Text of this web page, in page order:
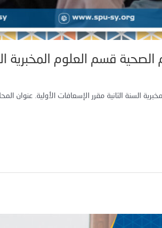
قسم العلوم المخبرية
السنة الثانية مقرر الإسعافات الأولية. عنوان